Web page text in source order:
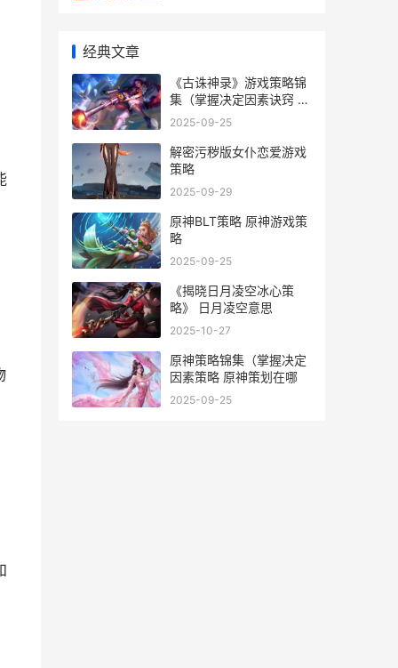
经典文章
《古诛神录》游戏策略锦
集（掌握决定因素诀窍 上
古诛神录1亿钻石
2025-09-25
解密污秽版女仆恋爱游戏
策略
2025-09-29
原神BLT策略 原神游戏策
略
2025-09-25
《揭晓日月凌空冰心策
略》 日月凌空意思
2025-10-27
原神策略锦集（掌握决定
因素策略 原神策划在哪
2025-09-25